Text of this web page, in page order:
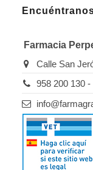
Farmacia
Calle San
958 200 130